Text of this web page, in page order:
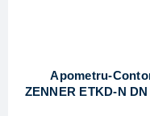
Apometru-
ZENNER ETKD-N